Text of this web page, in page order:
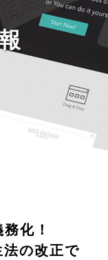
化！
の改正で